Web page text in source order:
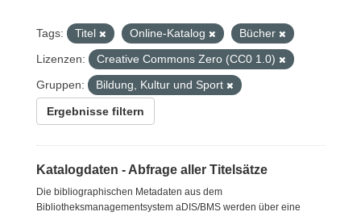
Tags: Titel Online-Katalog
Bücher
Lizenzen:
Creative Commons Zero (CC0 1.0)
Gruppen:
Bildung, Kultur und Sport
Ergebnisse filtern
Katalogdaten - Abfrage aller Titelsätze
Die bibliographischen Metadaten aus dem
Bibliotheksmanagementsystem aDIS/BMS werden über eine